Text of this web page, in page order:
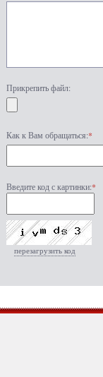
Прикрепить файл:
Как к Вам обращаться:*
Введите код с картинки:*
перезагрузить код